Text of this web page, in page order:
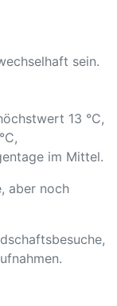
sein.
13 °C,
im Mittel.
aber noch